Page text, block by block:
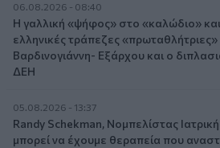
06.08.2026 - 08:40
Η γαλλική «ψήφος» στο «καλώδιο»
ελληνικές τράπεζες
Βαρδινογιάννη- Εξάρχου και ο
ΔΕΗ
05.08.2026 - 13:37
Randy Schekman, Νομπελίστας
μπορεί να έχουμε θεραπεία που